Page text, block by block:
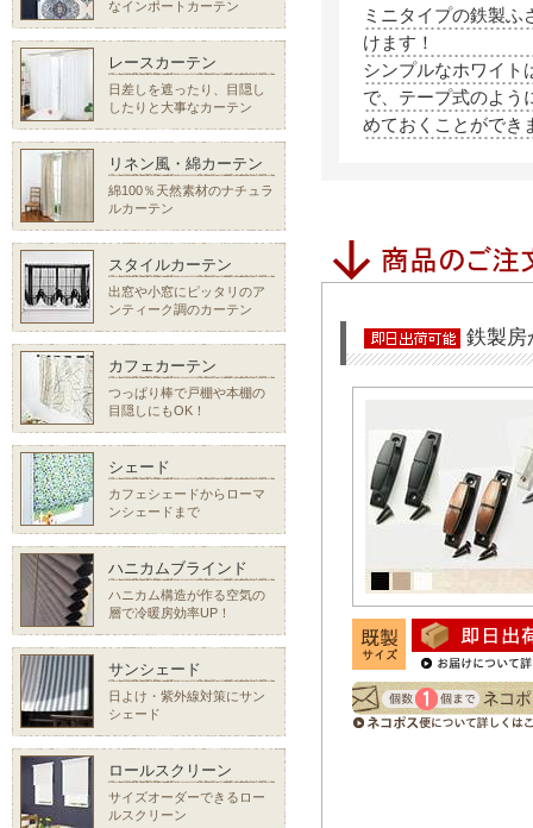
ミニタイプの鉄製ふ
けます！
シンプルなホワイト
で、テープ式のよう
めておくことができ
鉄製房
なインポートカーテン
レースカーテン
日差しを遮ったり、目隠し
したりと大事なカーテン
リネン風・綿カーテン
綿100％天然素材のナチュラ
ルカーテン
スタイルカーテン
出窓や小窓にピッタリのア
ンティーク調のカーテン
カフェカーテン
つっぱり棒で戸棚や本棚の
目隠しにもOK！
シェード
カフェシェードからローマ
ンシェードまで
ハニカムブラインド
ハニカム構造が作る空気の
層で冷暖房効率UP！
サンシェード
日よけ・紫外線対策にサン
シェード
ロールスクリーン
サイズオーダーできるロー
ルスクリーン